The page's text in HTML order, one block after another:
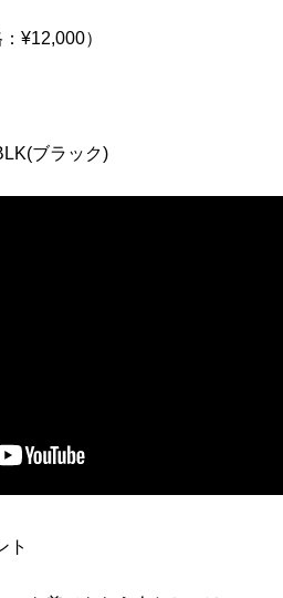
¥12,000）
ブラック)
ト